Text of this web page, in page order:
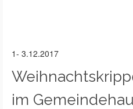
1- 3.12.2017
im